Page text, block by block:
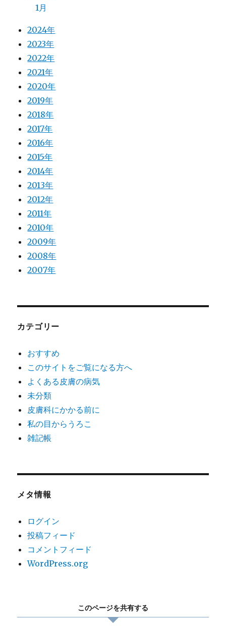
1月
2024年
2023年
2022年
2021年
2020年
2019年
2018年
2017年
2016年
2015年
2014年
2013年
2012年
2011年
2010年
2009年
2008年
2007年
カテゴリー
おすすめ
このサイトをご覧になる方へ
よくある皮膚の病気
未分類
皮膚科にかかる前に
私の目からうろこ
雑記帳
メタ情報
ログイン
投稿フィード
コメントフィード
WordPress.org
このページを共有する